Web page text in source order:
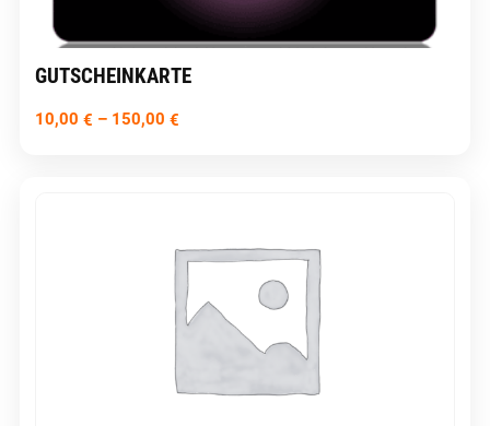
GUTSCHEINKARTE
10,00 € – 150,00 €